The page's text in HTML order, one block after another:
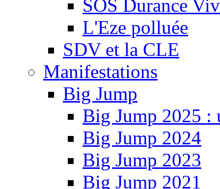
SOS Durance
L'Eze polluée
SDV et la CLE
Manifestations
Big Jump
Big Jump 2025 :
Big Jump 2024
Big Jump 2023
Big Jump 2021